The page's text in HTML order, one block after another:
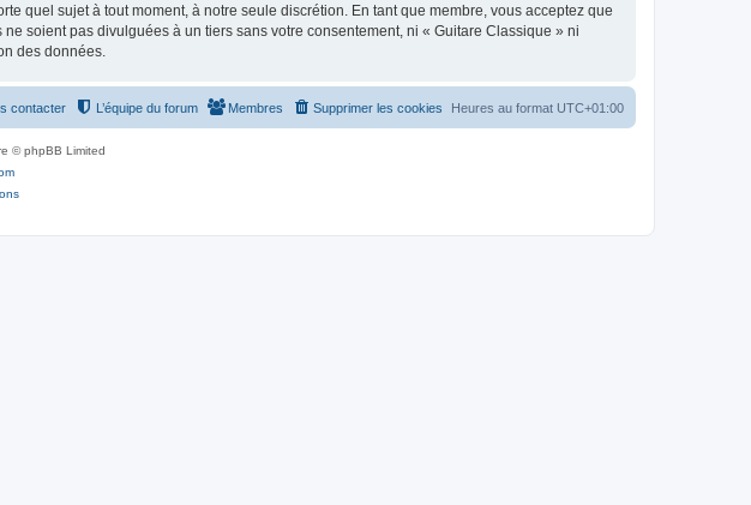
quel sujet à tout moment, à notre seule discrétion. En tant que membre, vous acceptez que
soient pas divulguées à un tiers sans votre consentement, ni « Guitare Classique » ni
des données.
Heures au format UTC+01:00
Supprimer les cookies
Membres
L’équipe du forum
contacter
© phpBB Limited